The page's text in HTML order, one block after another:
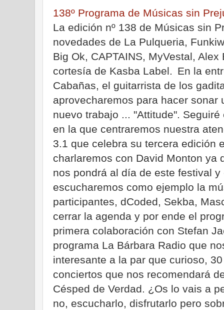
138º Programa de Músicas sin
La edición nº 138 de Músicas sin
novedades de La Pulqueria,
Big Ok, CAPTAINS, MyVestal,
cortesía de Kasba Label.
En la
Cabañas, el guitarrista de los
aprovecharemos para hacer sonar
nuevo trabajo ... "Attitude".
en la que centraremos nuestra
3.1 que celebra su tercera edición
charlaremos con David Monton ya
nos pondrá al día de este festival
escucharemos como ejemplo la
participantes, dCoded, Sekba,
cerrar la agenda y por ende el
primera colaboración con Stefan
programa La Bárbara Radio que
interesante a la par que curioso,
conciertos que nos recomendará
Césped de Verdad. ¿Os lo vais a
no, escucharlo, disfrutarlo pero